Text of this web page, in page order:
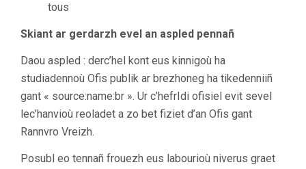
tous
Skiant ar gerdarzh evel an aspled pennañ
Daou aspled : derc’hel kont eus kinnigoù ha
studiadennoù Ofis publik ar brezhoneg ha tikedenniiñ
gant « source:name:br ». Ur c’hefrIdi ofisiel evit sevel
lec’hanvioù reoladet a zo bet fiziet d’an Ofis gant
Rannvro Vreizh.
Posubl eo tennañ frouezh eus labourioù niverus graet